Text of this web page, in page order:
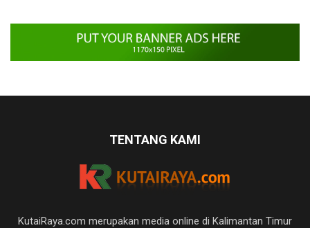
TENTANG KAMI
KutaiRaya.com merupakan media online di Kalimantan Timur